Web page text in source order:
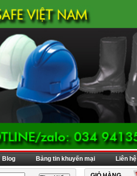
Blog Bảng tin khuyến mại Liên hệ